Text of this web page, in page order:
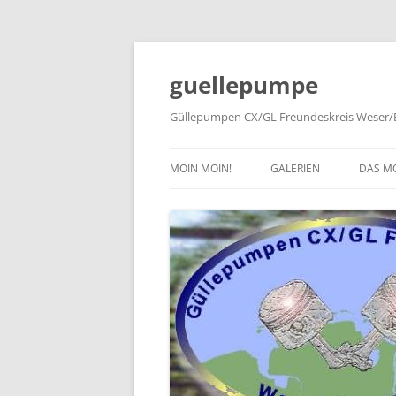
Zum
springen
guellepumpe
Güllepumpen CX/GL Freundeskreis Weser/
MOIN MOIN! GALERIEN
2025
2024
2023
2022
2019
DAS